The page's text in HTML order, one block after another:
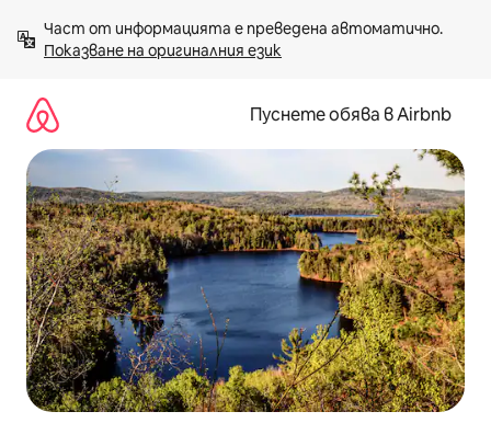
към
съдържанието
Показване на оригиналния език
Пуснете обява в Airbnb